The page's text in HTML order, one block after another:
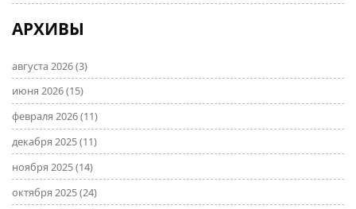
АРХИВЫ
августа 2026(3)
июня 2026(15)
февраля 2026(11)
декабря 2025(11)
ноября 2025(14)
октября 2025(24)